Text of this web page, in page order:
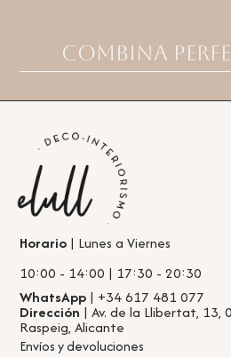
Combina
Horario | Lunes a Viernes
10:00 - 14:00 | 17:30 - 20:30
WhatsApp | +34 617 481 077
Dirección | Av. de la Llibertat, 13,
Raspeig, Alicante
Envíos y devoluciones